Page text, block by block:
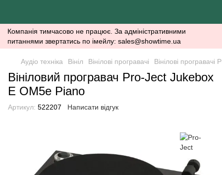
Компанія тимчасово не працює. За адміністративними
питаннями звертатись по імейлу: sales@showtime.ua
Аудіо техніка Вініл Вінілові програвачі Вінілові програвачі
Вініловий програвач Pro-Ject Jukebox
E OM5e Piano
Артикул: 522207 Написати відгук